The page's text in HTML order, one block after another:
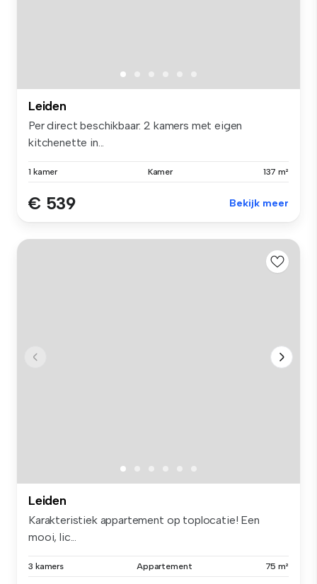
Leiden
Per direct beschikbaar: 2 kamers met eigen
kitchenette in...
1 kamer Kamer 137 m²
€ 539 Bekijk meer
Leiden
Karakteristiek appartement op toplocatie! Een
mooi, lic...
3 kamers Appartement 75 m²